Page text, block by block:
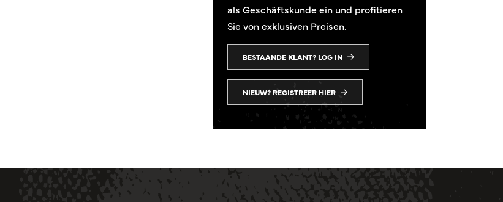
als Geschäftskunde ein und profitieren
Sie von exklusiven Preisen.
BESTAANDE KLANT? LOG IN
NIEUW? REGISTREER HIER